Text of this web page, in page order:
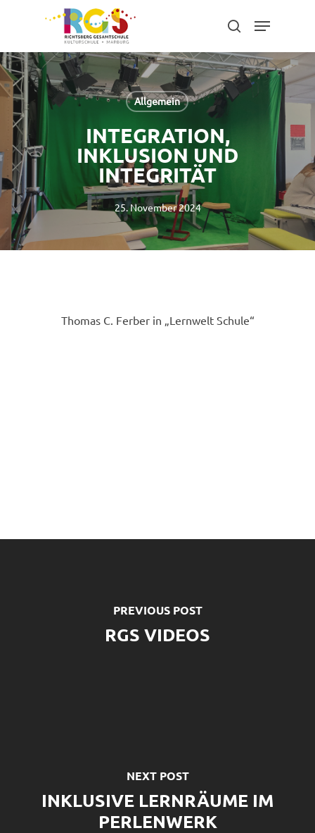
content
search
Menu
Allgemein
INTEGRATION,
INKLUSION UND
INTEGRITÄT
25. November 2024
Thomas C. Ferber in „Lernwelt Schule“
PREVIOUS POST
RGS VIDEOS
NEXT POST
INKLUSIVE LERNRÄUME IM
PERLENWERK